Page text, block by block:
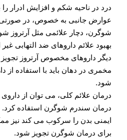
درد در ناحیه شکم و افزایش ادرار را
عوارض جانبی به خصوص، در صورتی
شوگرن، دچار علائمی مثل آرتروز
دیگر داروهای مخصوص آرتروز
مخمری در دهان باید با استفاده از
شود.
درمان علائم کلی، می توان از داروی
درمان سندرم شوگرن استفاده کرد.
ایمنی بدن را سرکوب می کند
برای درمان شوگرن تجویز شود.